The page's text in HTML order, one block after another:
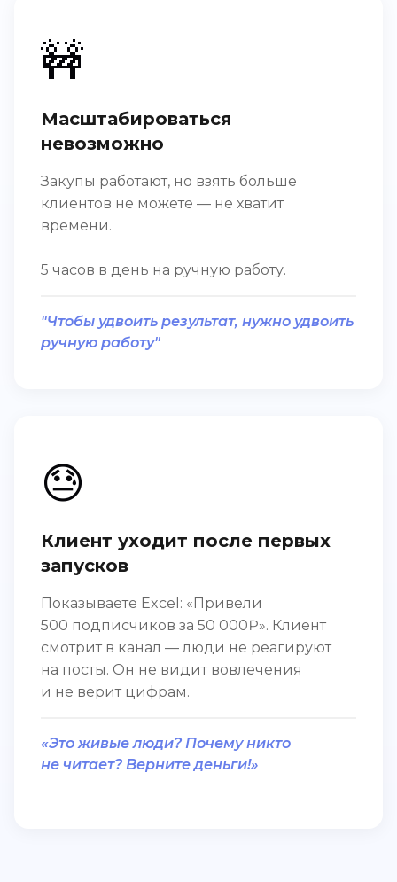
🚧
Масштабироваться
невозможно
Закупы работают, но взять больше
клиентов не можете — не хватит
времени.
5 часов в день на ручную работу.
"Чтобы удвоить результат, нужно удвоить
ручную работу"
😓
Клиент уходит после первых
запусков
Показываете Excel: «Привели
500 подписчиков за 50 000₽». Клиент
смотрит в канал — люди не реагируют
на посты. Он не видит вовлечения
и не верит цифрам.
«Это живые люди? Почему никто
не читает? Верните деньги!»